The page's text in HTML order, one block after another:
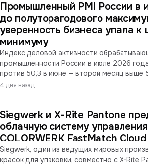
Solutions — сильный спрос на продукты
промышленности и рост отпускных цен.
расширила программу сокращений.
Промышленный PMI России в
до полуторагодового
уверенность бизнеса упала к
минимуму
Индекс деловой активности
промышленности России в июле 2026
против 50,3 в июне — второй месяц выше
полтора года. Выпуск и новые заказы
разогналась на топливном дефиците,
падают сильнейшим темпом с 2022 года,
уверенность рухнула до шестилетнего
4 дня назад
Siegwerk и X-Rite Pantone
облачную систему
COLORWERK FastMatch Cloud
Siegwerk, один из ведущих мировых
красок для упаковки, совместно с X-Rite